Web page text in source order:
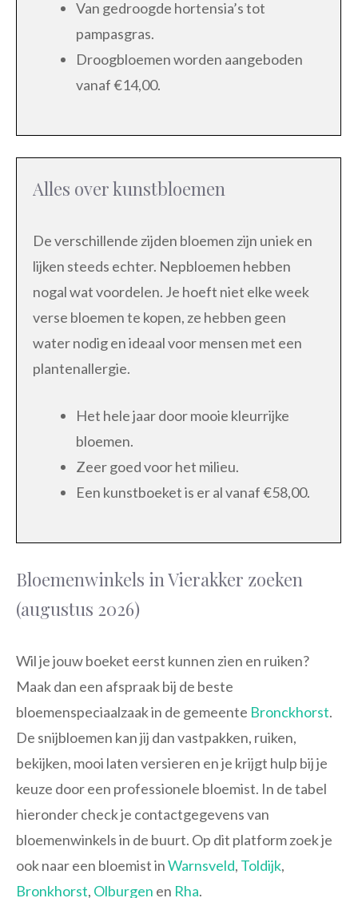
Van gedroogde hortensia’s tot
pampasgras.
Droogbloemen worden aangeboden
vanaf €14,00.
Alles over kunstbloemen
De verschillende zijden bloemen zijn uniek en
lijken steeds echter. Nepbloemen hebben
nogal wat voordelen. Je hoeft niet elke week
verse bloemen te kopen, ze hebben geen
water nodig en ideaal voor mensen met een
plantenallergie.
Het hele jaar door mooie kleurrijke
bloemen.
Zeer goed voor het milieu.
Een kunstboeket is er al vanaf €58,00.
Bloemenwinkels in Vierakker zoeken
(augustus 2026)
Wil je jouw boeket eerst kunnen zien en ruiken?
Maak dan een afspraak bij de beste
bloemenspeciaalzaak in de gemeente Bronckhorst.
De snijbloemen kan jij dan vastpakken, ruiken,
bekijken, mooi laten versieren en je krijgt hulp bij je
keuze door een professionele bloemist. In de tabel
hieronder check je contactgegevens van
bloemenwinkels in de buurt. Op dit platform zoek je
ook naar een bloemist inWarnsveld, Toldijk,
Bronkhorst, Olburgen en Rha.